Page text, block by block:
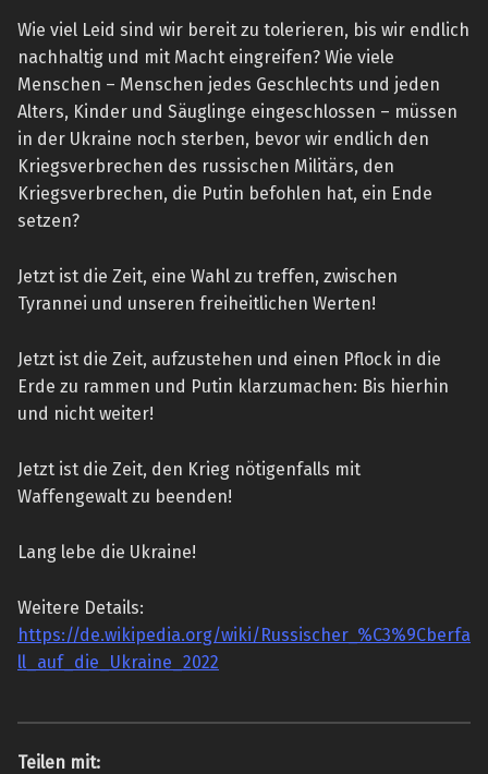
Wie viel Leid sind wir bereit zu tolerieren, bis wir endlich
nachhaltig und mit Macht eingreifen? Wie viele
Menschen – Menschen jedes Geschlechts und jeden
Alters, Kinder und Säuglinge eingeschlossen – müssen
in der Ukraine noch sterben, bevor wir endlich den
Kriegsverbrechen des russischen Militärs, den
Kriegsverbrechen, die Putin befohlen hat, ein Ende
setzen?
Jetzt ist die Zeit, eine Wahl zu treffen, zwischen
Tyrannei und unseren freiheitlichen Werten!
Jetzt ist die Zeit, aufzustehen und einen Pflock in die
Erde zu rammen und Putin klarzumachen: Bis hierhin
und nicht weiter!
Jetzt ist die Zeit, den Krieg nötigenfalls mit
Waffengewalt zu beenden!
Lang lebe die Ukraine!
Weitere Details:
https://de.wikipedia.org/wiki/Russischer_%C3%9Cberfa
ll_auf_die_Ukraine_2022
Teilen mit: